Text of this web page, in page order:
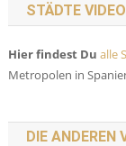
STÄDTE
Hier findest Du alle
Metropolen in
DIE ANDEREN